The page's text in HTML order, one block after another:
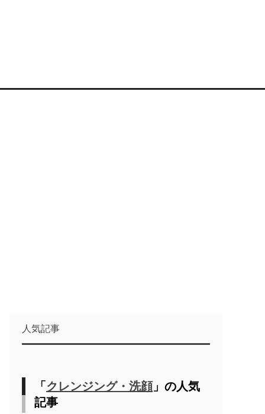
人気記事
「 クレンジング・洗顔」の人気
記事